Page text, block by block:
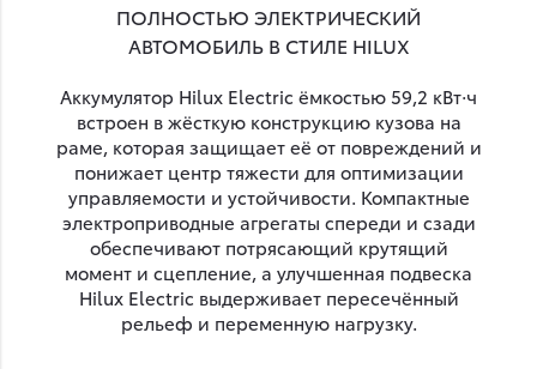
ПОЛНОСТЬЮ ЭЛЕКТРИЧЕСКИЙ
АВТОМОБИЛЬ В СТИЛЕ HILUX
Аккумулятор Hilux Electric ёмкостью 59,2 кВт·ч
встроен в жёсткую конструкцию кузова на
раме, которая защищает её от повреждений и
понижает центр тяжести для оптимизации
управляемости и устойчивости. Компактные
электроприводные агрегаты спереди и сзади
обеспечивают потрясающий крутящий
момент и сцепление, а улучшенная подвеска
Hilux Electric выдерживает пересечённый
рельеф и переменную нагрузку.